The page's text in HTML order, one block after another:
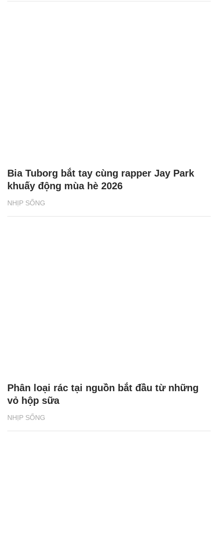
NHỊP SỐNG
Bia Tuborg bắt tay cùng rapper Jay Park
khuấy động mùa hè 2026
NHỊP SỐNG
Phân loại rác tại nguồn bắt đầu từ những
vỏ hộp sữa